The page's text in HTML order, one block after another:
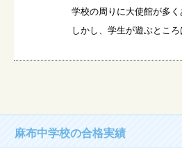
学校の周りに大使館が多
しかし、学生が遊ぶとこ
麻布中学校の合格実績